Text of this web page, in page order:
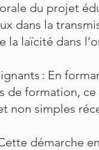
du projet
dans la
la laïcité dans
: En
de formation,
non simples
démarche